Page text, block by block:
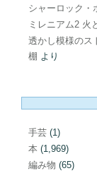
シャーロック・
ミレニアム2 火
透かし模様のス
棚 より
手芸 (1)
本 (1,969)
編み物 (65)